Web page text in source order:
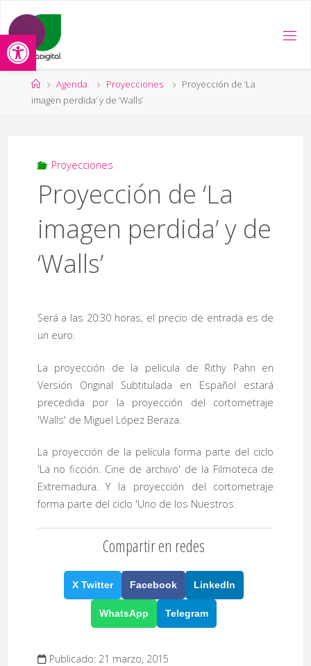
Abrir barra de herramientas
contenido
Página
de
Agenda Proyecciones
Proyección de ‘La
imagen perdida’ y de ‘Walls’
Proyecciones
Proyección de ‘La
imagen perdida’ y de
‘Walls’
Será a las 20:30 horas, el precio de entrada es de
un euro.
La proyección de la película de Rithy Pahn en
Versión Original Subtitulada en Español estará
precedida por la proyección del cortometraje
'Walls' de Miguel López Beraza.
La proyección de la película forma parte del ciclo
'La no ficción. Cine de archivo' de la Filmoteca de
Extremadura. Y la proyección del cortometraje
forma parte del ciclo 'Uno de los Nuestros.
Compartir en redes
X Twitter Facebook LinkedIn
WhatsApp Telegram
Publicado: 21 marzo, 2015